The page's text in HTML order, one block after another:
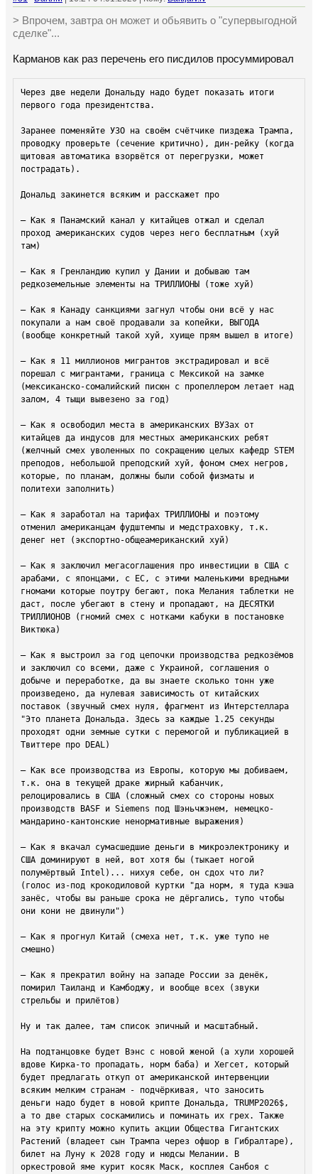
> Впрочем, завтра он может и обьявить о "супервыгодной
сделке"...
Карманов как раз перечень его писдилов просуммировал
Через две недели Дональду надо будет показать итоги
первого года президентства.
Заранее поменяйте УЗО на своём счётчике пиздежа Трампа,
проводку проверьте (сечение критично), дин-рейку (когда
щитовая автоматика взорвётся от перегрузки, может
пострадать).
Дональд закинется всяким и расскажет про
— Как я Панамский канал у китайцев отжал и сделал
проход американских судов через него бесплатным (хуй
там)
— Как я Гренландию купил у Дании и добываю там
редкоземельные элементы на ТРИЛЛИОНЫ (тоже хуй)
— Как я Канаду санкциями загнул чтобы они всё у нас
покупали а нам своё продавали за копейки, ВЫГОДА
(вообще конкретный такой хуй, хуище прям вышел в итоге)
— Как я 11 миллионов мигрантов экстрадировал и всё
порешал с мигрантами, граница с Мексикой на замке
(мексиканско-сомалийский писюн с пропеллером летает над
залом, 4 тыщи вывезено за год)
— Как я освободил места в американских ВУЗах от
китайцев да индусов для местных американских ребят
(желчный смех уволенных по сокращению целых кафедр STEM
преподов, небольшой преподский хуй, фоном смех негров,
которые, по планам, должны были собой физматы и
политехи заполнить)
— Как я заработал на тарифах ТРИЛЛИОНЫ и поэтому
отменил американцам фудштемпы и медстраховку, т.к.
денег нет (экспортно-общеамериканский хуй)
— Как я заключил мегасоглашения про инвестиции в США с
арабами, с японцами, с ЕС, с этими маленькими вредными
гномами которые поутру бегают, пока Мелания таблетки не
даст, после убегают в стену и пропадают, на ДЕСЯТКИ
ТРИЛЛИОНОВ (гномий смех с нотками кабуки в постановке
Виктюка)
— Как я выстроил за год цепочки производства редкозёмов
и заключил со всеми, даже с Украиной, соглашения о
добыче и переработке, да вы знаете сколько тонн уже
произведено, да нулевая зависимость от китайских
поставок (звучный смех нуля, фрагмент из Интерстеллара
"Это планета Дональда. Здесь за каждые 1.25 секунды
проходят одни земные сутки с перемогой и публикацией в
Твиттере про DEAL)
— Как все производства из Европы, которую мы добиваем,
т.к. она в текущей драке жирный кабанчик,
релоцировались в США (сложный смех со стороны новых
производств BASF и Siemens под Шэньчжэнем, немецко-
мандарино-кантонские ненормативные выражения)
— Как я вкачал сумасшедшие деньги в микроэлектронику и
США доминируют в ней, вот хотя бы (тыкает ногой
полумёртвый Intel)... нихуя себе, он сдох что ли?
(голос из-под крокодиловой куртки "да норм, я туда кэша
занёс, чтобы вы раньше срока не дёргались, тупо чтобы
они кони не двинули")
— Как я прогнул Китай (смеха нет, т.к. уже тупо не
смешно)
— Как я прекратил войну на западе России за денёк,
помирил Таиланд и Камбоджу, и вообще всех (звуки
стрельбы и прилётов)
Ну и так далее, там список эпичный и масштабный.
На подтанцовке будет Вэнс с новой женой (а хули хорошей
вдове Кирка-то пропадать, норм баба) и Хегсет, который
будет предлагать откуп от американской интервенции
всяким мелким странам - подчёркивая, что заносить
деньги надо будет в новой крипте Дональда, TRUMP2026$,
а то две старых соскамились и поминать их грех. Также
на эту крипту можно купить акции Общества Гигантских
Растений (владеет сын Трампа через офшор в Гибралтаре),
билет на Луну к 2028 году и нюдсы Мелании. В
оркестровой яме курит косяк Маск, косплея Санбоя с